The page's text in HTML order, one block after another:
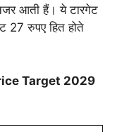
आती हैं। ये टारगेट
27 रुपए हित होते
Target 2029